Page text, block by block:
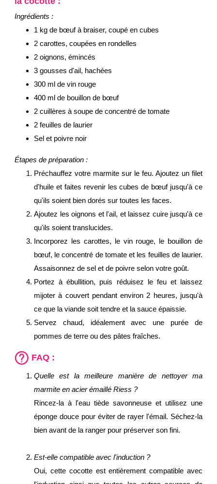
Ingrédients :
1 kg de bœuf à braiser, coupé en cubes
2 carottes, coupées en rondelles
2 oignons, émincés
3 gousses d'ail, hachées
300 ml de vin rouge
400 ml de bouillon de bœuf
2 cuillères à soupe de concentré de tomate
2 feuilles de laurier
Sel et poivre noir
Étapes de préparation :
Préchauffez votre marmite sur le feu. Ajoutez un filet
d'huile et faites revenir les cubes de bœuf jusqu'à ce
qu'ils soient bien dorés sur toutes les faces.
Ajoutez les oignons et l'ail, et laissez cuire jusqu'à ce
qu'ils soient translucides.
Incorporez les carottes, le vin rouge, le bouillon de
bœuf, le concentré de tomate et les feuilles de laurier.
Assaisonnez de sel et de poivre selon votre goût.
Portez à ébullition, puis réduisez le feu et laissez
mijoter à couvert pendant environ 2 heures, jusqu'à
ce que la viande soit tendre et la sauce épaissie.
Servez chaud, idéalement avec une purée de
pommes de terre ou des pâtes fraîches.
FAQ :
Quelle est la meilleure manière de nettoyer ma
marmite en acier émaillé Riess ?
Rincez-la à l'eau tiède savonneuse et utilisez une
éponge douce pour éviter de rayer l'émail. Séchez-la
bien avant de la ranger pour préserver son fini.
Est-elle compatible avec l'induction ?
Oui, cette cocotte est entièrement compatible avec